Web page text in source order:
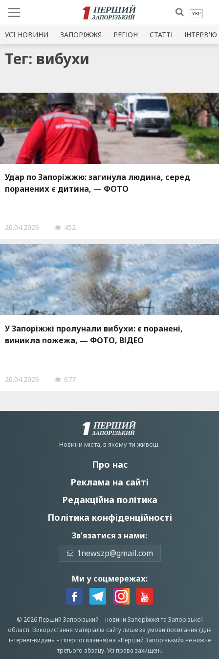
УКР
УСI НОВИНИ ЗАПОРІЖЖЯ РЕГІОН СТАТТІ ІНТЕРВ'Ю
Тег: вибухи
Удар по Запоріжжю: загинула людина, серед
поранених є дитина, — ФОТО
20.04.2026 452
У Запоріжжі пролунали вибухи: є поранені,
виникла пожежа, — ФОТО, ВІДЕО
20.04.2026 677
Новини мiста, в якому ти живеш.
Про нас
Реклама на сайті
Редакційна політика
Політика конфіденційності
Зв'язатися з нами:
1newszp@gmail.com
Ми у соцмережах:
© 2026 Перший Запорізький – новини Запоріжжята Запорізької
області. Використання матеріалів сайту лише за умови посилання (для
інтернет-видань – гіперпосилання) на «Перший Запорiзький» не нижче
третього абзацу. Усi права захищенi.